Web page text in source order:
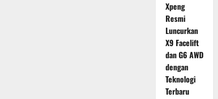
Xpeng
Resmi
Luncurkan
X9 Facelift
dan G6 AWD
dengan
Teknologi
Terbaru